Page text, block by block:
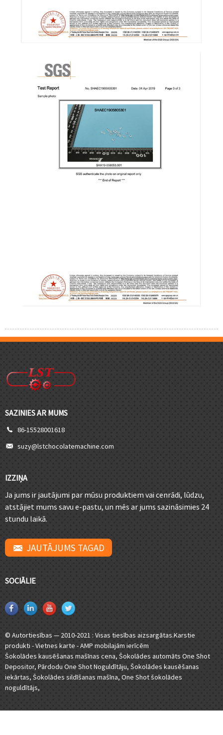
SAZINIES AR MUMS
86-15528001618
suzy@lstchocolatemachine.com
IZZIŅA
Ja jums ir jautājumi par mūsu produktiem vai cenrādi, lūdzu,
atstājiet mums savu e-pastu, un mēs ar jums sazināsimies 24
stundu laikā.
JAUTĀJUMS TAGAD
SOCIĀLIE
© Autortiesības — 2010-2021 : Visas tiesības aizsargātas.Karstie
produkti -Vietnes karte -AMP mobilajām ierīcēm
Šokolādes kausēšanas mašīnas cena, Šokolādes automāts One Shot
Depositor, Pārdodu One Shot Noguldītāju, Šokolādes kausēšanas
iekārtas, Šokolādes sildīšanas mašīna, One Shot šokolādes
noguldītājs,